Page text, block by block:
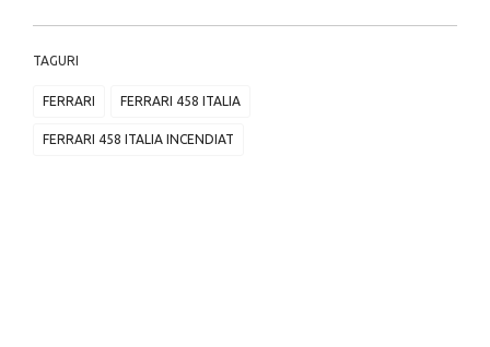
TAGURI
FERRARI FERRARI 458 ITALIA
FERRARI 458 ITALIA INCENDIAT